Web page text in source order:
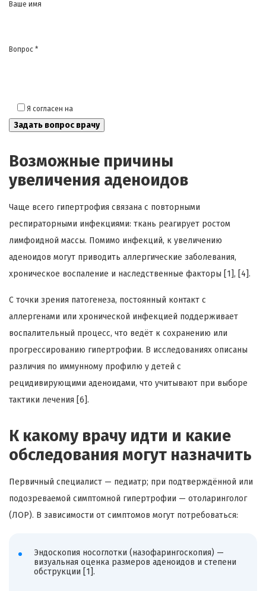
Ваше имя
Вопрос *
Я согласен на
Возможные причины
увеличения аденоидов
Чаще всего гипертрофия связана с повторными
респираторными инфекциями: ткань реагирует ростом
лимфоидной массы. Помимо инфекций, к увеличению
аденоидов могут приводить аллергические заболевания,
хроническое воспаление и наследственные факторы [1], [4].
С точки зрения патогенеза, постоянный контакт с
аллергенами или хронической инфекцией поддерживает
воспалительный процесс, что ведёт к сохранению или
прогрессированию гипертрофии. В исследованиях описаны
различия по иммунному профилю у детей с
рецидивирующими аденоидами, что учитывают при выборе
тактики лечения [6].
К какому врачу идти и какие
обследования могут назначить
Первичный специалист — педиатр; при подтверждённой или
подозреваемой симптомной гипертрофии — отоларинголог
(ЛОР). В зависимости от симптомов могут потребоваться:
Эндоскопия носоглотки (назофарингоскопия) —
визуальная оценка размеров аденоидов и степени
обструкции [1].